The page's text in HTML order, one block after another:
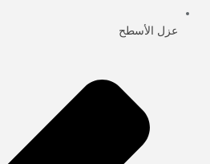
عزل الأسطح